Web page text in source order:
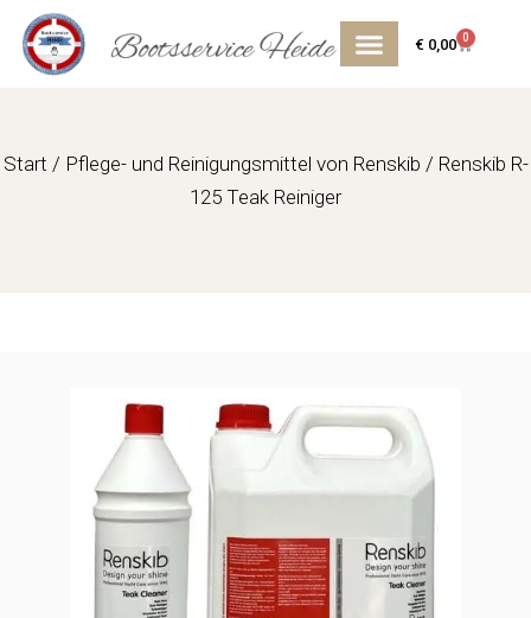
Inhalt
springen
€ 0,00 0
Cart
Start / Pflege- und Reinigungsmittel von Renskib / Renskib R-
125 Teak Reiniger